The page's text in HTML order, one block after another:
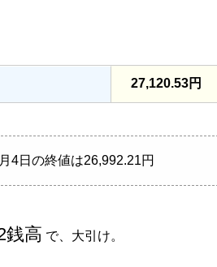
27,120.53円
4日の終値は26,992.21円
銭高 で、大引け。